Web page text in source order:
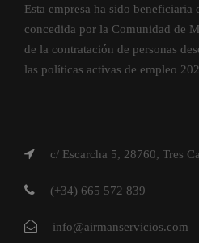
Esta empresa ha sido beneficiaria
concedida por la Comunidad de
de la contratación de personas
las políticas activas de empleo
c/ Escarcha 5, 28760, Tres
(+34) 665 572 839
info@airmanservicios.com